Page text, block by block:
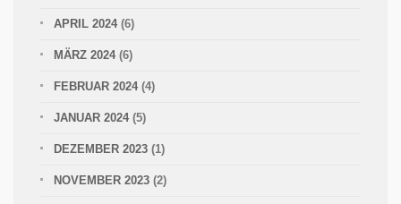
APRIL 2024 (6)
MÄRZ 2024 (6)
FEBRUAR 2024 (4)
JANUAR 2024 (5)
DEZEMBER 2023 (1)
NOVEMBER 2023 (2)